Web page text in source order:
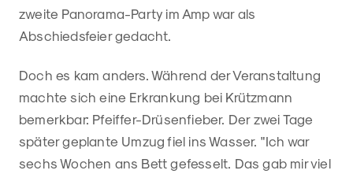
zweite Panorama-Party im Amp war als
Abschiedsfeier gedacht.
Doch es kam anders. Während der Veranstaltung
machte sich eine Erkrankung bei Krützmann
bemerkbar: Pfeiffer-Drüsenfieber. Der zwei Tage
später geplante Umzug fiel ins Wasser. "Ich war
sechs Wochen ans Bett gefesselt. Das gab mir viel